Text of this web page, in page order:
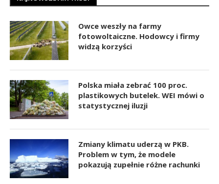
Owce weszły na farmy
fotowoltaiczne. Hodowcy i firmy
widzą korzyści
Polska miała zebrać 100 proc.
plastikowych butelek. WEI mówi o
statystycznej iluzji
Zmiany klimatu uderzą w PKB.
Problem w tym, że modele
pokazują zupełnie różne rachunki